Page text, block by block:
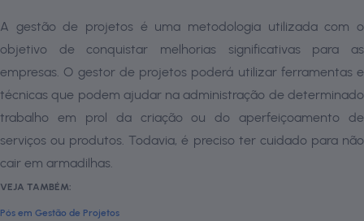
A gestão de projetos é uma metodologia utilizada com o
objetivo de conquistar melhorias significativas para as
empresas. O gestor de projetos poderá utilizar ferramentas e
técnicas que podem ajudar na administração de determinado
trabalho em prol da criação ou do aperfeiçoamento de
serviços ou produtos. Todavia, é preciso ter cuidado para não
cair em armadilhas.
VEJA TAMBÉM:
Pós em Gestão de Projetos